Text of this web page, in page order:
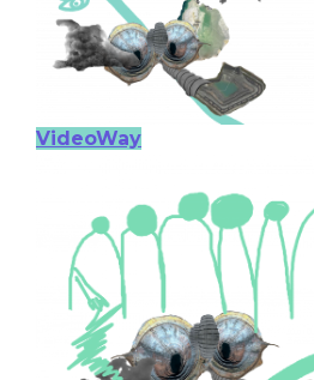
VideoWay